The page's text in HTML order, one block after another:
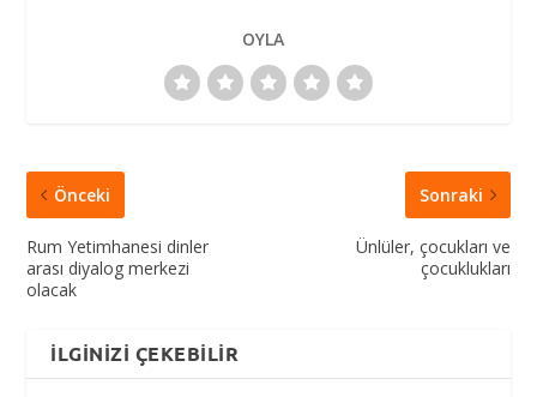
OYLA
Önceki
Rum Yetimhanesi dinler
arası diyalog merkezi
olacak
Sonraki
Ünlüler, çocukları ve
çocuklukları
İLGINIZI ÇEKEBILIR